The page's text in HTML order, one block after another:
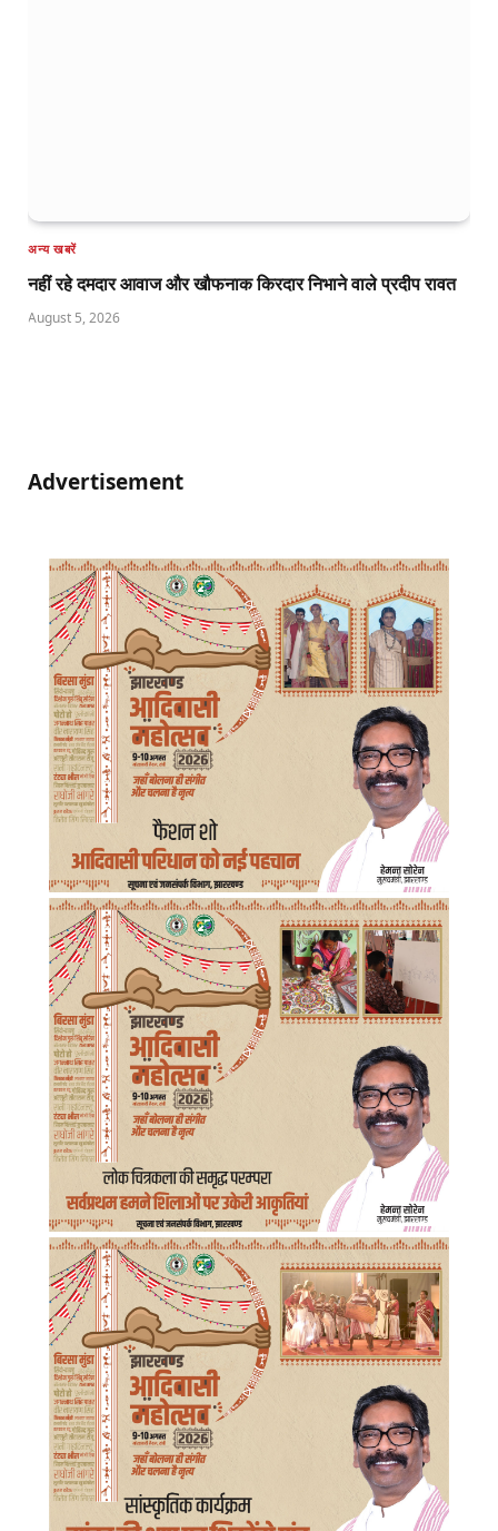
अन्य खबरें
नहीं रहे दमदार आवाज और खौफनाक किरदार निभाने वाले प्रदीप रावत
August 5, 2026
Advertisement